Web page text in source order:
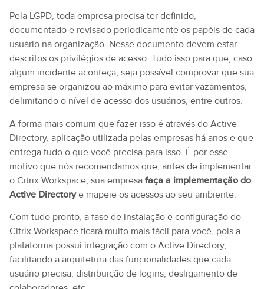
Pela LGPD, toda empresa precisa ter definido,
documentado e revisado periodicamente os papéis de cada
usuário na organização. Nesse documento devem estar
descritos os privilégios de acesso. Tudo isso para que, caso
algum incidente aconteça, seja possível comprovar que sua
empresa se organizou ao máximo para evitar vazamentos,
delimitando o nível de acesso dos usuários, entre outros.
A forma mais comum que fazer isso é através do Active
Directory, aplicação utilizada pelas empresas há anos e que
entrega tudo o que você precisa para isso. É por esse
motivo que nós recomendamos que, antes de implementar
o Citrix Workspace, sua empresa faça a implementação do
Active Directorye mapeie os acessos ao seu ambiente.
Com tudo pronto, a fase de instalação e configuração do
Citrix Workspace ficará muito mais fácil para você, pois a
plataforma possui integração com o Active Directory,
facilitando a arquitetura das funcionalidades que cada
usuário precisa, distribuição de logins, desligamento de